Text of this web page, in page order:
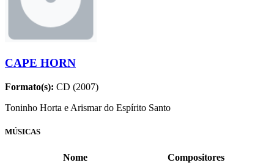
CAPE HORN
Formato(s): CD (2007)
Toninho Horta e Arismar do Espírito Santo
MÚSICAS
Nome
Compositores